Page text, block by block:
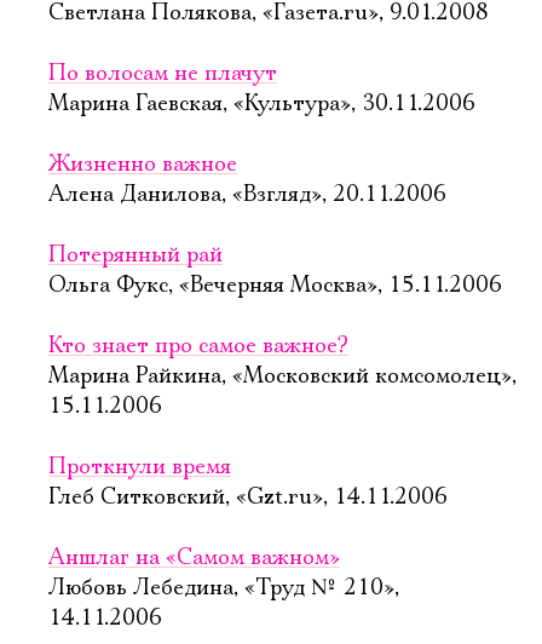
Светлана Полякова, «Газета.ru», 9.01.2008
По волосам не плачут
Марина Гаевская, «Культура», 30.11.2006
Жизненно важное
Алена Данилова, «Взгляд», 20.11.2006
Потерянный рай
Ольга Фукс, «Вечерняя Москва», 15.11.2006
Кто знает про самое важное?
Марина Райкина, «Московский комсомолец»,
15.11.2006
Проткнули время
Глеб Ситковский, «Gzt.ru», 14.11.2006
Аншлаг на «Самом важном»
Любовь Лебедина, «Труд № 210»,
14.11.2006